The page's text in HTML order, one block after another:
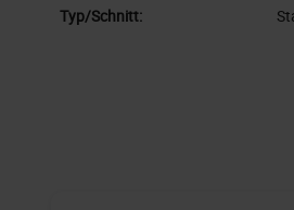
Typ/Schnitt: